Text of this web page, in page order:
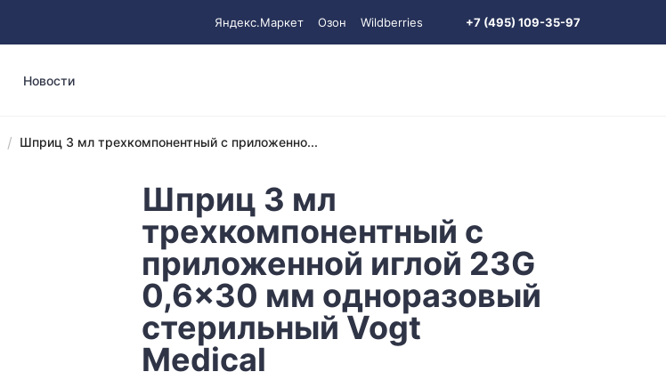
Яндекс.Маркет Озон Wildberries +7 (495) 109-35-97
Новости
/ Шприц 3 мл трехкомпонентный с приложенно...
Шприц 3 мл
трехкомпонентный с
приложенной иглой 23G
0,6x30 мм одноразовый
стерильный Vogt
Medical